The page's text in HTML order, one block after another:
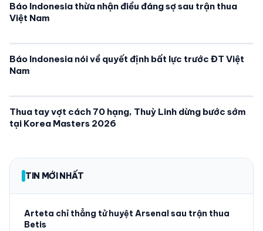
Báo Indonesia thừa nhận điều đáng sợ sau trận thua
Việt Nam
Báo Indonesia nói về quyết định bất lực trước ĐT Việt
Nam
Thua tay vợt cách 70 hạng, Thuỳ Linh dừng bước sớm
tại Korea Masters 2026
TIN MỚI NHẤT
Arteta chỉ thẳng tử huyệt Arsenal sau trận thua
Betis